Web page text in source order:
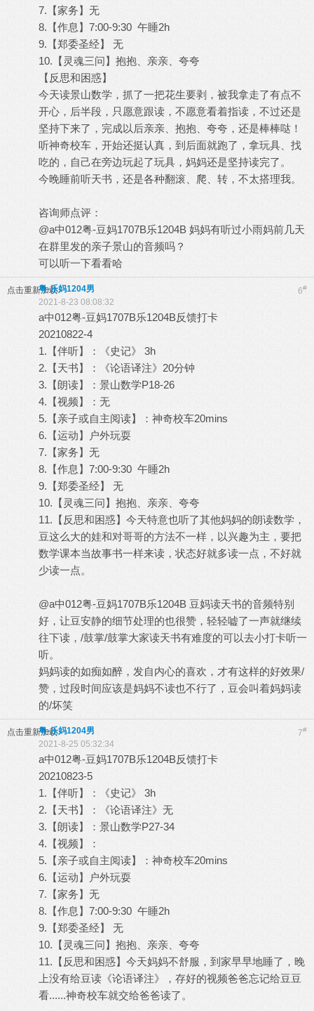
7.【家务】无
8.【作息】7:00-9:30 午睡2h
9.【郑委圣经】 无
10.【灵魂三问】抱抱、亲亲、夸夸
【反思和困惑】
今天读景山数学，抓了一把花生要剥，被我拿走了有点不
开心，后半段，只愿意跟读，不愿意看着指读，不过还是
坚持下来了，完成以后亲亲、抱抱、夸夸，还是棒棒哒！
听神奇校车，开始还挺认真，到后面就跑了，拿玩具、找
吃的，自己在旁边玩起了玩具，妈妈还是坚持读完了。
今晚睡前听天书，还是各种翻滚、爬、转，不太搭理我。
咨询师点评：
@a中012粤-豆妈1707B乐1204B 妈妈有听过小雨妈前几天
在群里发的亲子景山的音频吗？
可以听一下看看哈
点击重新加载 6#
粤-乐妈1204男
2021-8-23 08:08:32
a中012粤-豆妈1707B乐1204B反馈打卡
20210822-4
1.【伴听】：《史记》 3h
2.【天书】：《论语译注》20分钟
3.【朗读】：景山数学P18-26
4.【视频】：无
5.【亲子或自主阅读】：神奇校车20mins
6.【运动】户外玩耍
7.【家务】无
8.【作息】7:00-9:30 午睡2h
9.【郑委圣经】 无
10.【灵魂三问】抱抱、亲亲、夸夸
11.【反思和困惑】今天特意也听了其他妈妈的朗读数学，
豆这么大的娃和对哥哥的方法不一样，以兴趣为主，要把
数学课本当故事书一样来读，状态好就多读一点，不好就
少读一点。
@a中012粤-豆妈1707B乐1204B 豆妈读天书的音频特别
好，让豆安静的细节处理的也很赞，轻轻嘘了一声就继续
往下读，/鼓掌/鼓掌大家读天书有难度的可以去小打卡听一
听。
妈妈读的如痴如醉，发自内心的喜欢，才有这样的好效果/
赞，过段时间应该是妈妈不读也不行了，豆会叫着妈妈读
的/坏笑
点击重新加载 7#
粤-乐妈1204男
2021-8-25 05:32:34
a中012粤-豆妈1707B乐1204B反馈打卡
20210823-5
1.【伴听】：《史记》 3h
2.【天书】：《论语译注》无
3.【朗读】：景山数学P27-34
4.【视频】：
5.【亲子或自主阅读】：神奇校车20mins
6.【运动】户外玩耍
7.【家务】无
8.【作息】7:00-9:30 午睡2h
9.【郑委圣经】 无
10.【灵魂三问】抱抱、亲亲、夸夸
11.【反思和困惑】今天妈妈不舒服，到家早早地睡了，晚
上没有给豆读《论语译注》，存好的视频爸爸忘记给豆豆
看......神奇校车就交给爸爸读了。